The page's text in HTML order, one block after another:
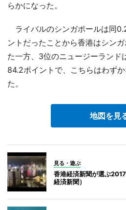
らかになった。
ライバルのシンガポールは同
ントだったことから香港はシン
た一方、3位のニュージーランド
84.2ポイントで、こちらはわず
た。
地図を見
見る・遊ぶ
香港経済新聞が選ぶ
経済新聞）